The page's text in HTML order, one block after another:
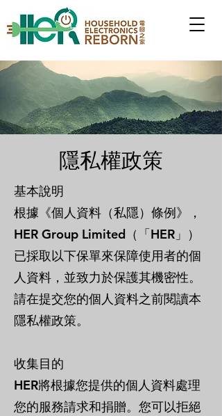
隱私權政策
基本說明
根據《個人資料（私隱）條例》，
HER Group Limited（「HER」）
已採取以下保單來保障使用者的個
人資料，並致力於保護其機密性。
請在提交您的個人資料之前閱讀本
隱私權政策。
收集目的
HER將根據您提供的個人資料處理
您的服務請求和捐贈。您可以拒絕